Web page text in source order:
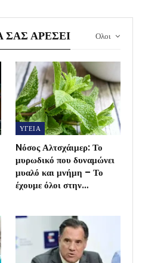
Ολοι
ΣΑΣ ΑΡΈΣΕΙ
ΥΓΕΙΑ
Nόσος Αλτσχάιμερ: Το
μυρωδικό που δυναμώνει
μυαλό και μνήμη – Το
έχουμε όλοι στην…